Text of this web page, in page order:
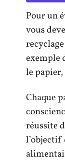
Pour un
vous
exemple
le
Chaque
réussite